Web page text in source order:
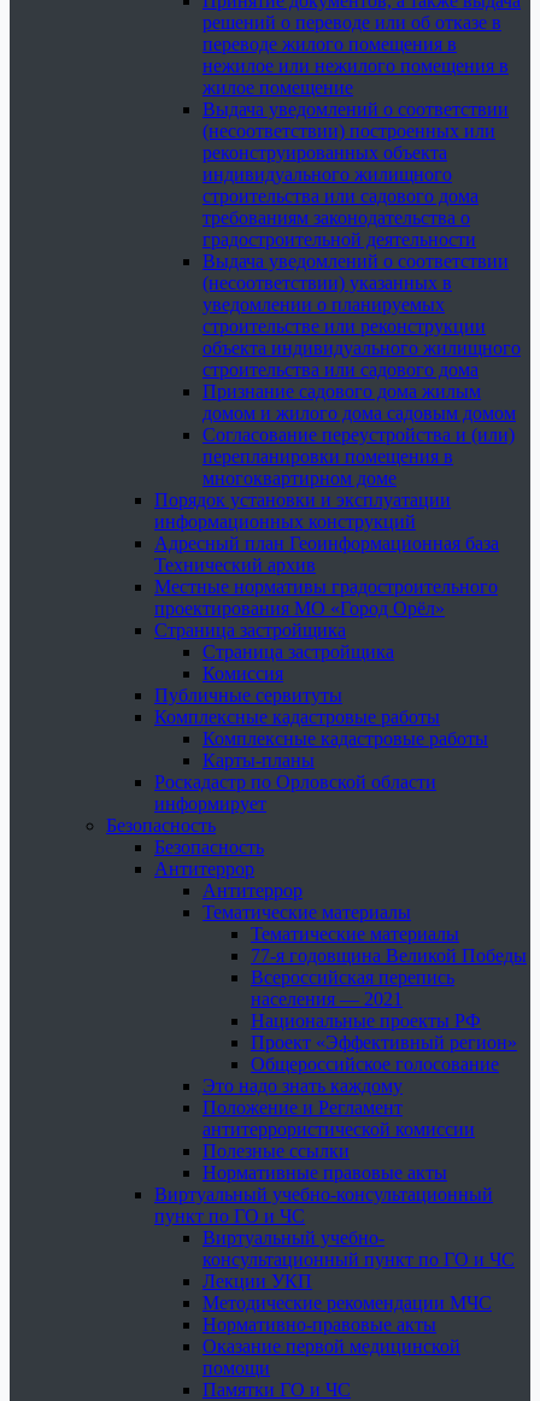
решений о переводе или об отказе в
переводе жилого помещения в
нежилое или нежилого помещения в
жилое помещение
Выдача уведомлений о соответствии
(несоответствии) построенных или
реконструированных объекта
индивидуального жилищного
строительства или садового дома
требованиям законодательства о
градостроительной деятельности
Выдача уведомлений о соответствии
(несоответствии) указанных в
уведомлении о планируемых
строительстве или реконструкции
объекта индивидуального жилищного
строительства или садового дома
Признание садового дома жилым
домом и жилого дома садовым домом
Согласование переустройства и (или)
перепланировки помещения в
многоквартирном доме
Порядок установки и эксплуатации
информационных конструкций
Адресный план Геоинформационная база
Технический архив
Местные нормативы градостроительного
проектирования МО «Город Орёл»
Страница застройщика
Страница застройщика
Комиссия
Публичные сервитуты
Комплексные кадастровые работы
Комплексные кадастровые работы
Карты-планы
Роскадастр по Орловской области
информирует
Безопасность
Безопасность
Антитеррор
Антитеррор
Тематические материалы
Тематические материалы
77-я годовщина Великой Победы
Всероссийская перепись
населения — 2021
Национальные проекты РФ
Проект «Эффективный регион»
Общероссийское голосование
Это надо знать каждому
Положение и Регламент
антитеррористической комиссии
Полезные ссылки
Нормативные правовые акты
Виртуальный учебно-консультационный
пункт по ГО и ЧС
Виртуальный учебно-
консультационный пункт по ГО и ЧС
Лекции УКП
Методические рекомендации МЧС
Нормативно-правовые акты
Оказание первой медицинской
помощи
Памятки ГО и ЧС